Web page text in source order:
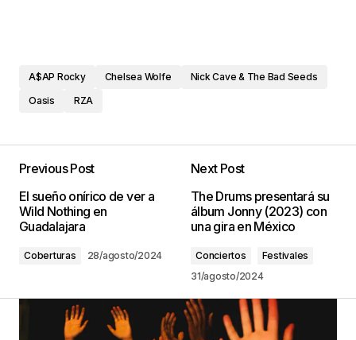
A$AP Rocky Chelsea Wolfe
Nick Cave & The Bad Seeds
Oasis
RZA
Previous Post
El sueño onírico de ver a
Wild Nothing en
Guadalajara
Coberturas 28/agosto/2024
Next Post
The Drums presentará su
álbum Jonny (2023) con
una gira en México
Conciertos
Festivales
31/agosto/2024